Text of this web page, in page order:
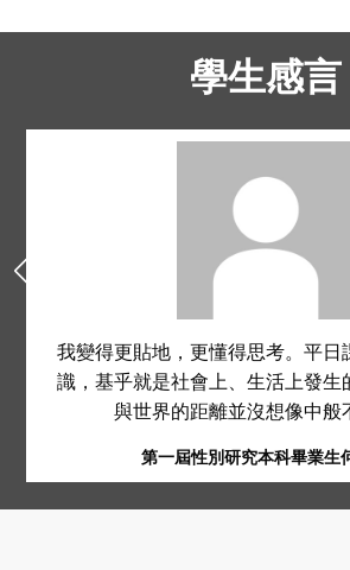
學生感言
我變得更貼地，更懂得思考。平日
識，基乎就是社會上、生活上發生
與世界的距離並沒想像中般
第一屆性別研究本科畢業生